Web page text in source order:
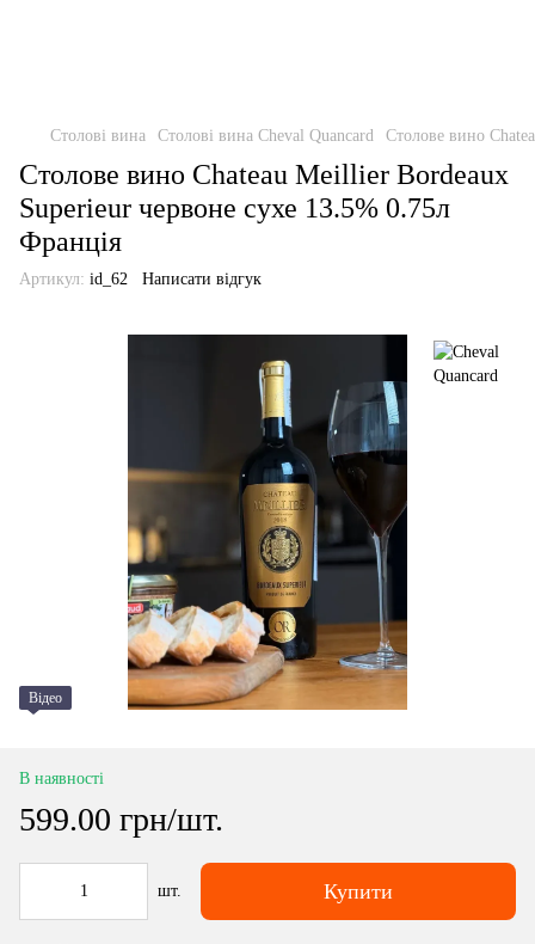
Столові вина Столові вина Cheval Quancard Столове вино
Столове вино Chateau Meillier Bordeaux
Superieur червоне сухе 13.5% 0.75л
Франція
Артикул: id_62 Написати відгук
Відео
В наявності
599.00 грн/шт.
шт. Купити